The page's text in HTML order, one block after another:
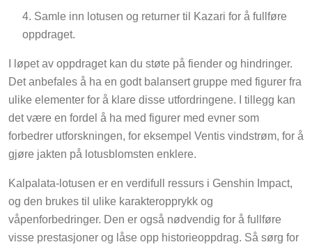
Samle inn lotusen og returner til Kazari for å fullføre
oppdraget.
I løpet av oppdraget kan du støte på fiender og hindringer.
Det anbefales å ha en godt balansert gruppe med figurer fra
ulike elementer for å klare disse utfordringene. I tillegg kan
det være en fordel å ha med figurer med evner som
forbedrer utforskningen, for eksempel Ventis vindstrøm, for å
gjøre jakten på lotusblomsten enklere.
Kalpalata-lotusen er en verdifull ressurs i Genshin Impact,
og den brukes til ulike karakteropprykk og
våpenforbedringer. Den er også nødvendig for å fullføre
visse prestasjoner og låse opp historieoppdrag. Så sørg for